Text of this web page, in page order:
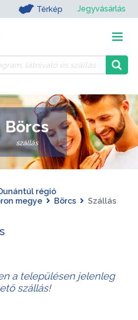
Térkép Jegyvásárlás
Börcs
szállás
régió
megye
Börcs Szállás
a településen jelenleg
szállás!